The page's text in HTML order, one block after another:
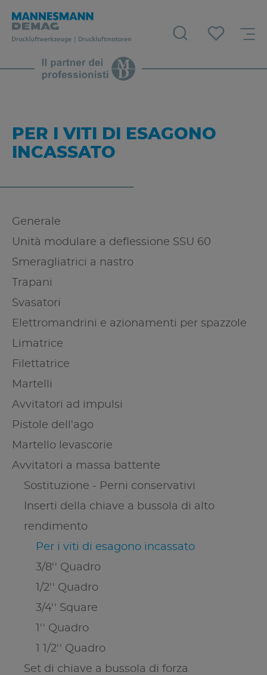
PER I VITI DI ESAGONO
INCASSATO
Generale
Unità modulare a deflessione SSU 60
Smeragliatrici a nastro
Trapani
Svasatori
Elettromandrini e azionamenti per spazzole
Limatrice
Filettatrice
Martelli
Avvitatori ad impulsi
Pistole dell'ago
Martello levascorie
Avvitatori a massa battente
Sostituzione - Perni conservativi
Inserti della chiave a bussola di alto
rendimento
Per i viti di esagono incassato
3/8'' Quadro
1/2'' Quadro
3/4'' Square
1'' Quadro
1 1/2'' Quadro
Set di chiave a bussola di forza